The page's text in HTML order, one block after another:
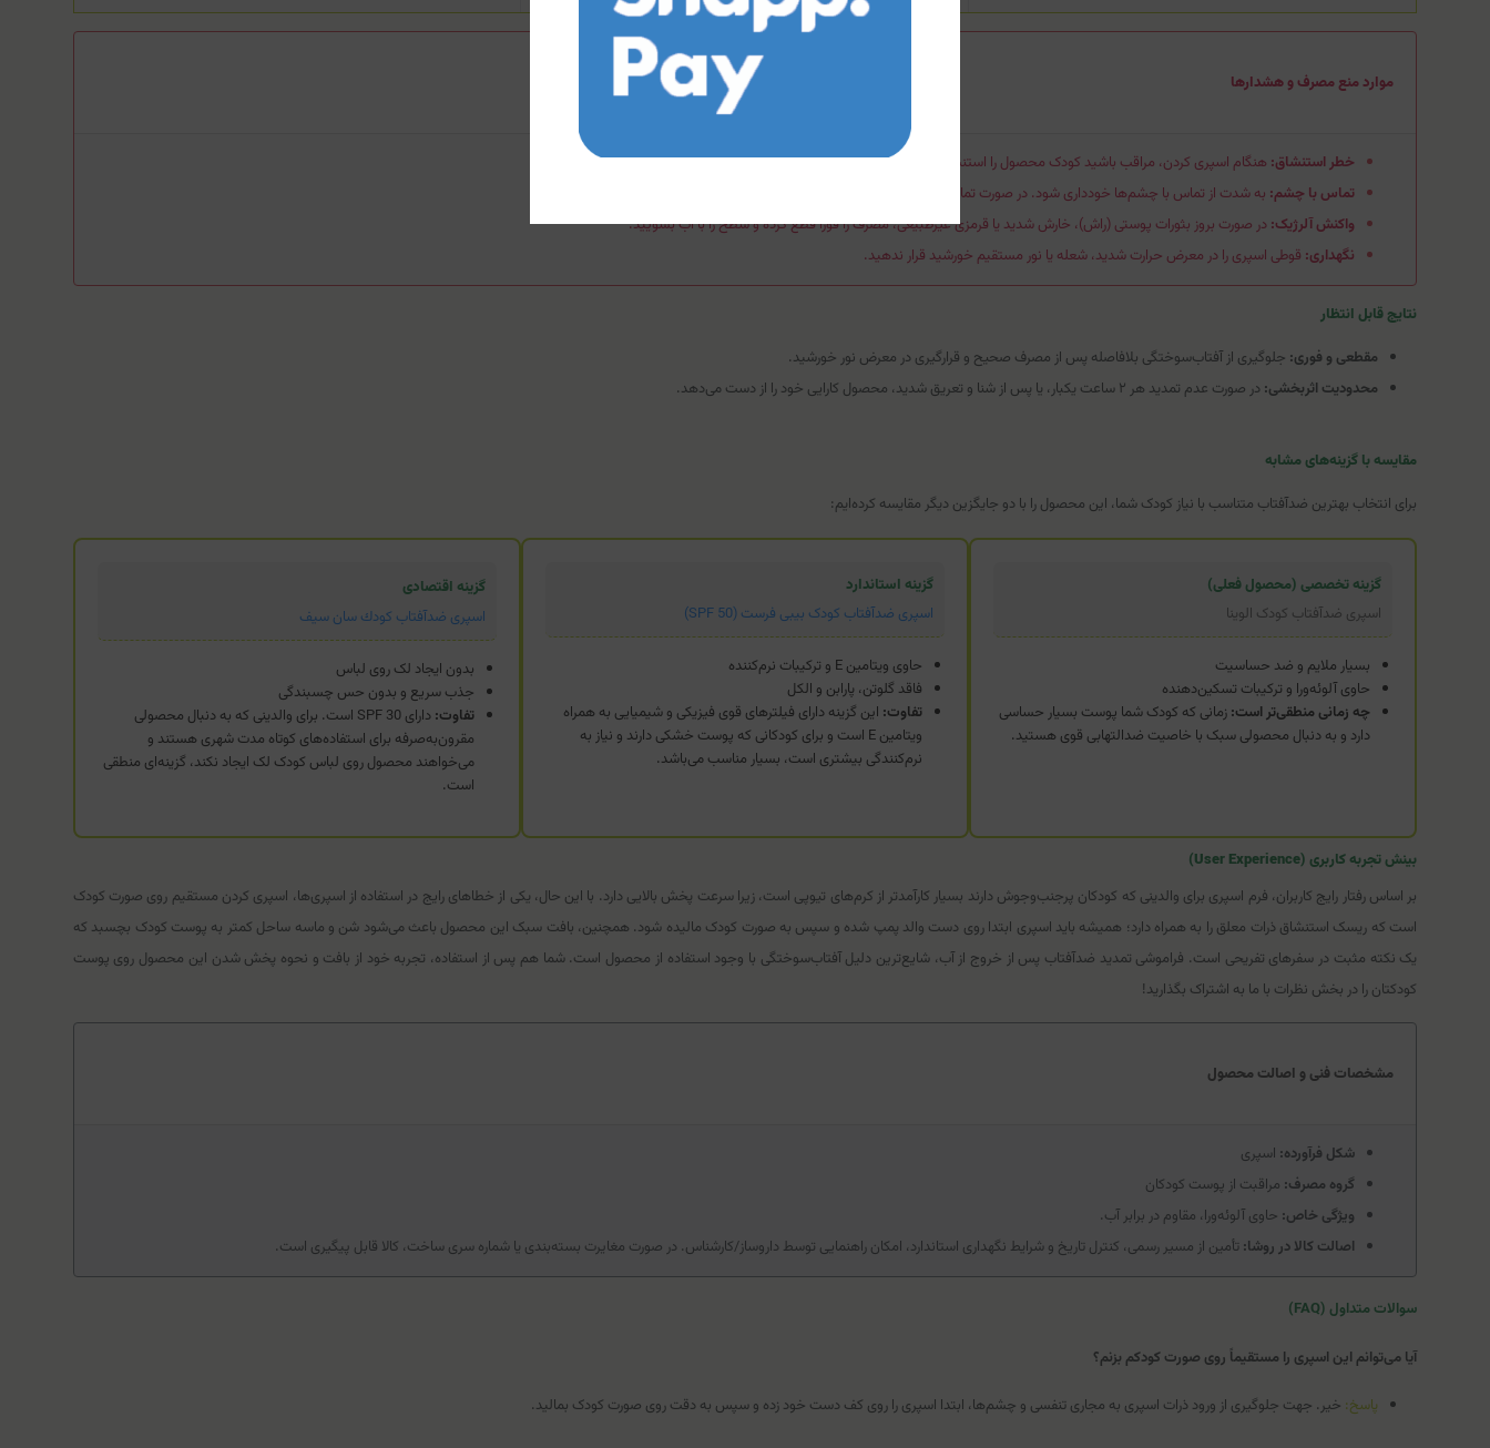
موارد منع مصرف و هشدارها
خطر استنشاق: هنگام اسپری کردن، مراقب باشید کودک محصول را استنشاق نکند. در فضای با تهویه مناسب استفاده شود.
تماس با چشم: به شدت از تماس با چشم‌ها خودداری شود. در صورت تماس، بلافاصله با آب فراوان شستشو دهید.
واکنش آلرژیک:در صورت بروز بثورات پوستی (راش)، خارش شدید یا قرمزی غیرطبیعی، مصرف را فورا قطع کرده و سطح را با آب بشویید.
نگهداری: قوطی اسپری را در معرض حرارت شدید، شعله یا نور مستقیم خورشید قرار ندهید.
نتایج قابل انتظار
مقطعی و فوری: جلوگیری از آفتاب‌سوختگی بلافاصله پس از مصرف صحیح و قرارگیری در معرض نور خورشید.
محدودیت اثربخشی: در صورت عدم تمدید هر ۲ ساعت یکبار، یا پس از شنا و تعریق شدید، محصول کارایی خود را از دست می‌دهد.
مقایسه با گزینه‌های مشابه
برای انتخاب بهترین ضدآفتاب متناسب با نیاز کودک شما، این محصول را با دو جایگزین دیگر مقایسه کرده‌ایم:
گزینه تخصصی (محصول فعلی)
اسپری ضدآفتاب کودک الوینا
بسیار ملایم و ضد حساسیت
حاوی آلوئه‌ورا و ترکیبات تسکین‌دهنده
چه زمانی منطقی‌تر است:زمانی که کودک شما پوست بسیار حساسی
دارد و به دنبال محصولی سبک با خاصیت ضدالتهابی قوی هستید.
گزینه استاندارد
اسپری ضدآفتاب کودک بیبی فرست (SPF 50)
حاوی ویتامین E و ترکیبات نرم‌کننده
فاقد گلوتن، پارابن و الکل
تفاوت: این گزینه دارای فیلترهای قوی فیزیکی و شیمیایی به همراه
ویتامین E است و برای کودکانی که پوست خشکی دارند و نیاز به
نرم‌کنندگی بیشتری است، بسیار مناسب می‌باشد.
گزینه اقتصادی
اسپری ضدآفتاب كودك سان سيف
بدون ایجاد لک روی لباس
جذب سریع و بدون حس چسبندگی
تفاوت:
دارای SPF 30 است. برای والدینی که به دنبال محصولی
مقرون‌به‌صرفه برای استفاده‌های کوتاه مدت شهری هستند و
می‌خواهند محصول روی لباس کودک لک ایجاد نکند، گزینه‌ای منطقی
است.
بینش تجربه کاربری (User Experience)
بر اساس رفتار رایج کاربران، فرم اسپری برای والدینی که کودکان پرجنب‌وجوش دارند بسیار کارآمدتر از کرم‌های تیوپی است، زیرا سرعت پخش بالایی دارد. با این حال، یکی از خطاهای رایج در استفاده از اسپری‌ها، اسپری کردن مستقیم روی صورت کودک
است که ریسک استنشاق ذرات معلق را به همراه دارد؛ همیشه باید اسپری ابتدا روی دست والد پمپ شده و سپس به صورت کودک مالیده شود. همچنین، بافت سبک این محصول باعث می‌شود شن و ماسه ساحل کمتر به پوست کودک بچسبد که
یک نکته مثبت در سفرهای تفریحی است. فراموشی تمدید ضدآفتاب پس از خروج از آب، شایع‌ترین دلیل آفتاب‌سوختگی با وجود استفاده از محصول است. شما هم پس از استفاده، تجربه خود از بافت و نحوه پخش شدن این محصول روی پوست
کودکتان را در بخش نظرات با ما به اشتراک بگذارید!
مشخصات فنی و اصالت محصول
شکل فرآورده: اسپری
گروه مصرف: مراقبت از پوست کودکان
ویژگی خاص: حاوی آلوئه‌ورا، مقاوم در برابر آب.
اصالت کالا در روشا:تأمین از مسیر رسمی، کنترل تاریخ و شرایط نگهداری استاندارد، امکان راهنمایی توسط داروساز/کارشناس. در صورت مغایرت بسته‌بندی یا شماره سری ساخت، کالا قابل پیگیری است.
سوالات متداول (FAQ)
آیا می‌توانم این اسپری را مستقیماً روی صورت کودکم بزنم؟
پاسخ: خیر. جهت جلوگیری از ورود ذرات اسپری به مجاری تنفسی و چشم‌ها، ابتدا اسپری را روی کف دست خود زده و سپس به دقت روی صورت کودک بمالید.